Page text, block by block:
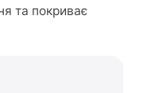
та покриває